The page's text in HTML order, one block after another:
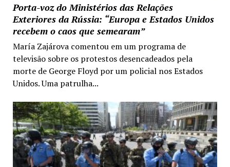
Porta-voz do Ministérios das Relações
Exteriores da Rússia: “Europa e Estados Unidos
recebem o caos que semearam”
María Zajárova comentou em um programa de
televisão sobre os protestos desencadeados pela
morte de George Floyd por um policial nos Estados
Unidos. Uma patrulha...